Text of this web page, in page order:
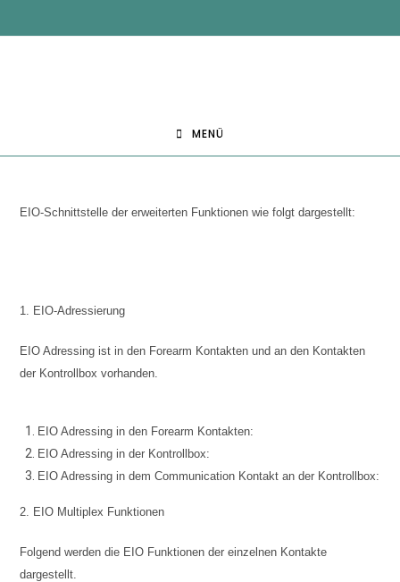
MENÜ
EIO-Schnittstelle der erweiterten Funktionen wie folgt dargestellt:
1. EIO-Adressierung
EIO Adressing ist in den Forearm Kontakten und an den Kontakten
der Kontrollbox vorhanden.
EIO Adressing in den Forearm Kontakten:
EIO Adressing in der Kontrollbox:
EIO Adressing in dem Communication Kontakt an der Kontrollbox:
2. EIO Multiplex Funktionen
Folgend werden die EIO Funktionen der einzelnen Kontakte
dargestellt.